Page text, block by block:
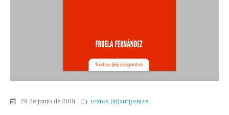
28 de junio de 2019 textos (in)surgentes